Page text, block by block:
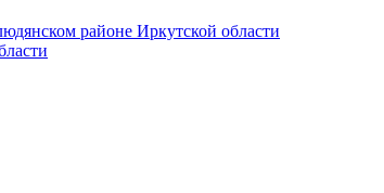
районе Иркутской области